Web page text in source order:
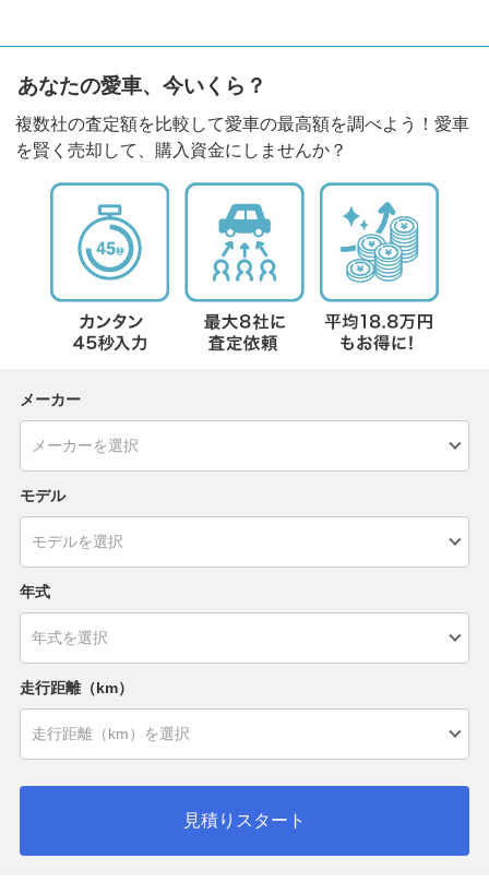
あなたの愛車、今いくら？
複数社の査定額を比較して愛車の最高額を調べよう！愛車
を賢く売却して、購入資金にしませんか？
メーカー
モデル
年式
走行距離（km）
見積りスタート